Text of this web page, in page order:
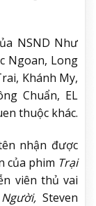
NSND Như
Ngoan, Long
Khánh My,
Chuẩn, EL
thuộc khác.
nhận được
của phim Trại
viên thủ vai
Người,Steven